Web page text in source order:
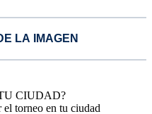
CIUDAD?
torneo en tu ciudad